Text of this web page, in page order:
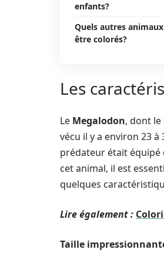
enfants?
Quels autres
être colorés?
Les
Le Megalodon, dont
vécu il y a environ 23
prédateur était équipé
cet animal, il est
quelques
Lire également :
Taille